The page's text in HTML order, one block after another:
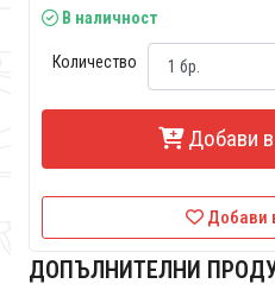
В наличност
Количество
Добави
Добави
ДОПЪЛНИТЕЛНИ